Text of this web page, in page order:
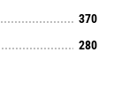
370
280